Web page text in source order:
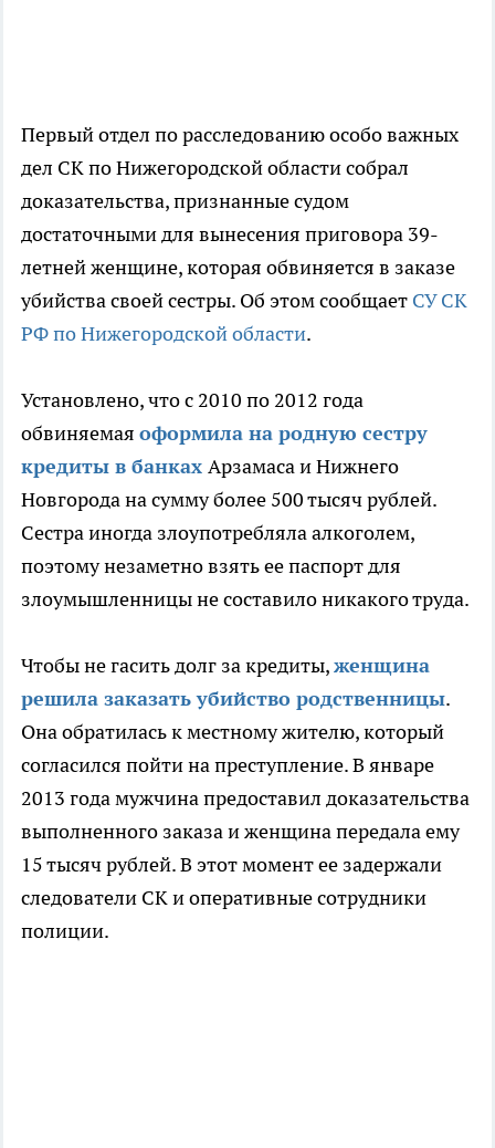
Первый отдел по расследованию особо важных
дел СК по Нижегородской области собрал
доказательства, признанные судом
достаточными для вынесения приговора 39-
летней женщине, которая обвиняется в заказе
убийства своей сестры. Об этом сообщает СУ СК
РФ по Нижегородской области.
Установлено, что с 2010 по 2012 года
обвиняемая оформила на родную сестру
кредиты в банках Арзамаса и Нижнего
Новгорода на сумму более 500 тысяч рублей.
Сестра иногда злоупотребляла алкоголем,
поэтому незаметно взять ее паспорт для
злоумышленницы не составило никакого труда.
Чтобы не гасить долг за кредиты,женщина
решила заказать убийство родственницы.
Она обратилась к местному жителю, который
согласился пойти на преступление. В январе
2013 года мужчина предоставил доказательства
выполненного заказа и женщина передала ему
15 тысяч рублей. В этот момент ее задержали
следователи СК и оперативные сотрудники
полиции.